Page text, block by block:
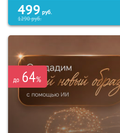
499 руб.
1290руб.
до 64%